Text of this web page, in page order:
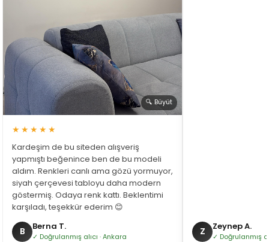
🔍 Büyüt
★★★★★
Kardeşim de bu siteden alışveriş
yapmıştı beğenince ben de bu modeli
aldım. Renkleri canlı ama gözü yormuyor,
siyah çerçevesi tabloyu daha modern
göstermiş. Odaya renk kattı. Beklentimi
karşıladı, teşekkür ederim 😊
B Berna T.
✓ Doğrulanmış alıcı · Ankara Z Zeynep A.
✓ Doğrulanmış